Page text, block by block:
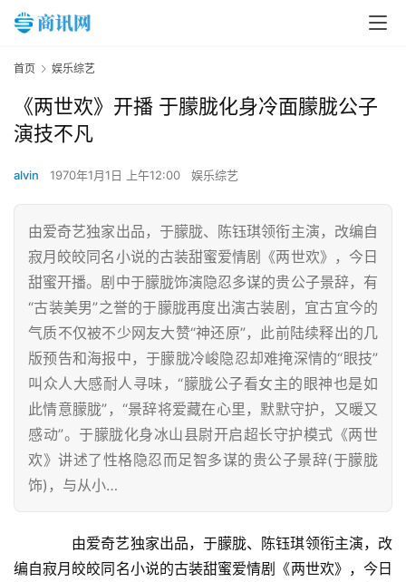
首页 娱乐综艺
《两世欢》开播 于朦胧化身冷面朦胧公子
演技不凡
alvin 1970年1月1日 上午12:00 娱乐综艺
由爱奇艺独家出品，于朦胧、陈钰琪领衔主演，改编自
寂月皎皎同名小说的古装甜蜜爱情剧《两世欢》，今日
甜蜜开播。剧中于朦胧饰演隐忍多谋的贵公子景辞，有
“古装美男”之誉的于朦胧再度出演古装剧，宜古宜今的
气质不仅被不少网友大赞“神还原”，此前陆续释出的几
版预告和海报中，于朦胧冷峻隐忍却难掩深情的“眼技”
叫众人大感耐人寻味，“朦胧公子看女主的眼神也是如
此情意朦胧”，“景辞将爱藏在心里，默默守护，又暖又
感动”。于朦胧化身冰山县尉开启超长守护模式《两世
欢》讲述了性格隐忍而足智多谋的贵公子景辞(于朦胧
饰)，与从小…
由爱奇艺独家出品，于朦胧、陈钰琪领衔主演，改
编自寂月皎皎同名小说的古装甜蜜爱情剧《两世欢》，今日